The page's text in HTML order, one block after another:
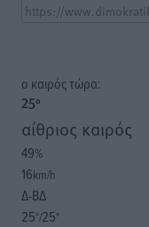
o καιρός τώρα:
25°
αίθριος καιρός
49%
16km/h
Δ-ΒΔ
25°/25°